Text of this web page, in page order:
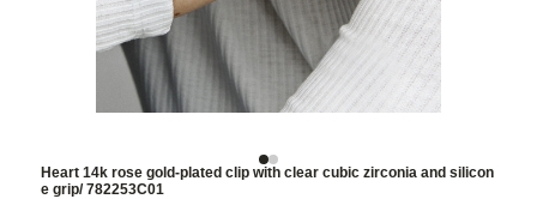
Heart 14k rose gold-plated clip with clear cubic zirconia and silicon
e grip/ 782253C01